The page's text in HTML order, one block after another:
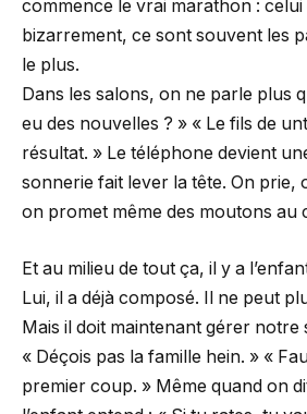
commence le vrai marathon : celui
bizarrement, ce sont souvent les
le plus.
Dans les salons, on ne parle plus
eu des nouvelles ? » « Le fils de
résultat. » Le téléphone devient
sonnerie fait lever la tête. On
on promet même des moutons au
Et au milieu de tout ça, il y a
Lui, il a déjà composé. Il ne peut
Mais il doit maintenant gérer notre
« Déçois pas la famille hein. » «
premier coup. » Même quand on